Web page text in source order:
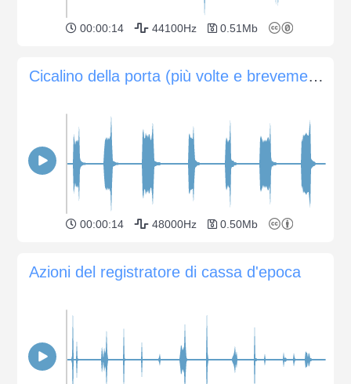
00:00:14 44100Hz 0.51Mb
Cicalino della porta (più volte e brevemente)
00:00:14 48000Hz 0.50Mb
Azioni del registratore di cassa d'epoca